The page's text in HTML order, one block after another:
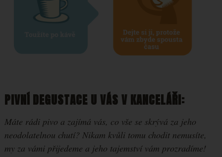
PIVNÍ DEGUSTACE U VÁS V KANCELÁŘI:
Máte rádi pivo a zajímá vás, co vše se skrývá za jeho
neodolatelnou chutí? Nikam kvůli tomu chodit nemusíte,
my za vámi přijedeme a jeho tajemství vám prozradíme!